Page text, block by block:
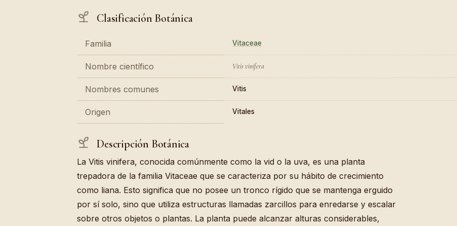
Clasificación Botánica
Familia Vitaceae
Nombre científico Vitis vinifera
Nombres comunes Vitis
Origen Vitales
Descripción Botánica
La Vitis vinifera, conocida comúnmente como la vid o la uva, es una planta
trepadora de la familia Vitaceae que se caracteriza por su hábito de crecimiento
como liana. Esto significa que no posee un tronco rígido que se mantenga erguido
por sí solo, sino que utiliza estructuras llamadas zarcillos para enredarse y escalar
sobre otros objetos o plantas. La planta puede alcanzar alturas considerables,